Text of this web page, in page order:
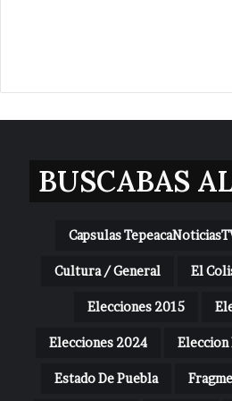
BUSCABAS
Capsulas
Cultura / General El
Elecciones 2015
Elecciones 2024
Estado De Puebla